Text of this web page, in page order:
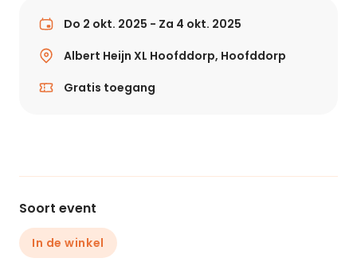
Do 2 okt. 2025 - Za 4 okt. 2025
Albert Heijn XL Hoofddorp, Hoofddorp
Gratis toegang
Soort event
In de winkel